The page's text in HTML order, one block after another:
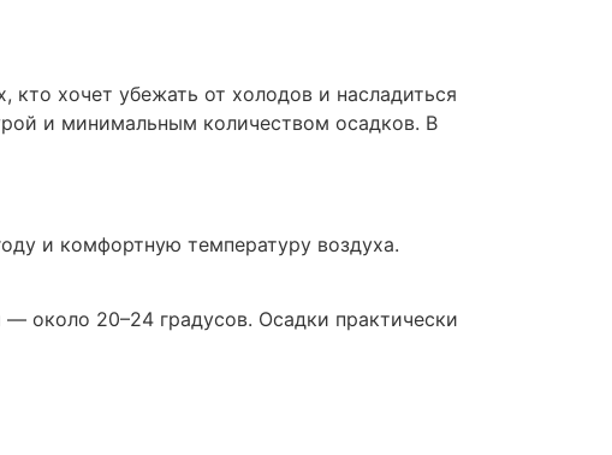
хочет убежать от холодов и насладиться
и минимальным количеством осадков. В
и комфортную температуру воздуха.
— около 20–24 градусов. Осадки практически